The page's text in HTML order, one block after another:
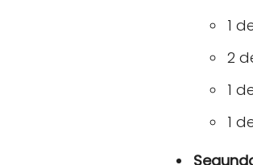
1
2
1
1